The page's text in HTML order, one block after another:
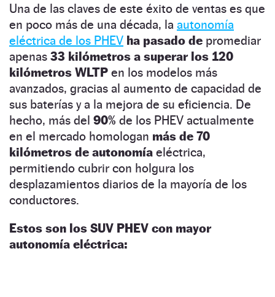
Una de las claves de este éxito de ventas es que
en poco más de una década, la autonomía
eléctrica de los PHEV ha pasado de promediar
apenas 33 kilómetros a superar los 120
kilómetros WLTP en los modelos más
avanzados, gracias al aumento de capacidad de
sus baterías y a la mejora de su eficiencia. De
hecho, más del 90% de los PHEV actualmente
en el mercado homologan más de 70
kilómetros de autonomía eléctrica,
permitiendo cubrir con holgura los
desplazamientos diarios de la mayoría de los
conductores.
Estos son los SUV PHEV con mayor
autonomía eléctrica: